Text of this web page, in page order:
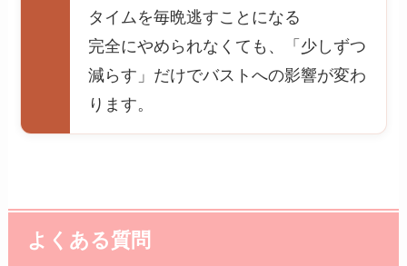
タイムを毎晩逃すことになる
完全にやめられなくても、「少しずつ
減らす」だけでバストへの影響が変わ
ります。
よくある質問